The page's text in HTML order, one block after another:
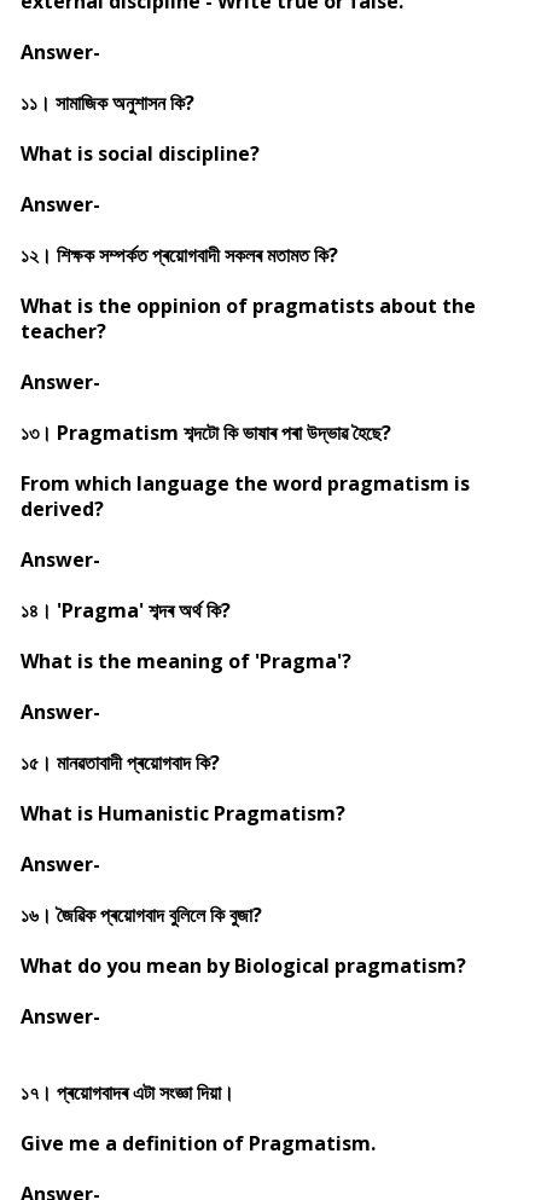
Answer-
১১। সামাজিক অনুশাসন কি?
What is social discipline?
Answer-
১২। শিক্ষক সম্পৰ্কত প্ৰয়োগবাদী সকলৰ মতামত কি?
What is the oppinion of pragmatists about the
teacher?
Answer-
১৩। Pragmatism শব্দটো কি ভাষাৰ পৰা উদ্ভাৱ হৈছে?
From which language the word pragmatism is
derived?
Answer-
১৪। 'Pragma' শব্দৰ অৰ্থ কি?
What is the meaning of 'Pragma'?
Answer-
১৫। মানৱতাবাদী প্ৰয়োগবাদ কি?
What is Humanistic Pragmatism?
Answer-
১৬। জৈৱিক প্ৰয়োগবাদ বুলিলে কি বুজা?
What do you mean by Biological pragmatism?
Answer-
১৭। প্ৰয়োগবাদৰ এটা সংজ্ঞা দিয়া।
Give me a definition of Pragmatism.
Answer-